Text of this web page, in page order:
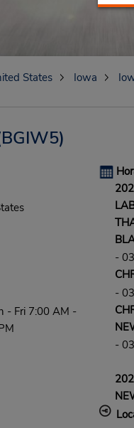
States Iowa
- Fri 7:00 AM -
-
-
-